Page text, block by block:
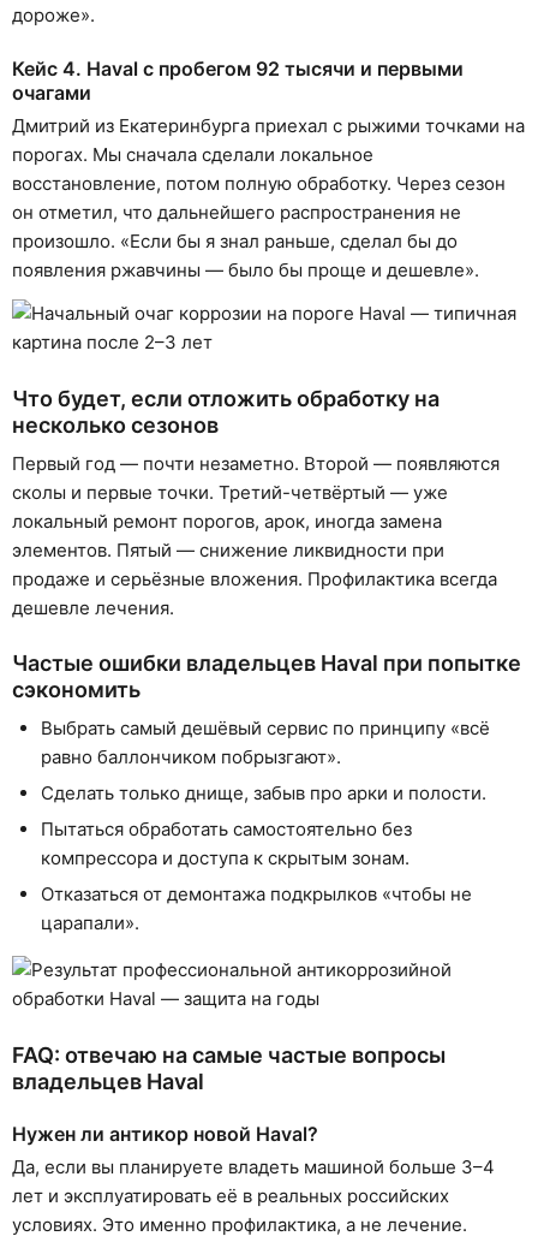
дороже».
Кейс 4. Haval с пробегом 92 тысячи и первыми
очагами
Дмитрий из Екатеринбурга приехал с рыжими точками на
порогах. Мы сначала сделали локальное
восстановление, потом полную обработку. Через сезон
он отметил, что дальнейшего распространения не
произошло. «Если бы я знал раньше, сделал бы до
появления ржавчины — было бы проще и дешевле».
Что будет, если отложить обработку на
несколько сезонов
Первый год — почти незаметно. Второй — появляются
сколы и первые точки. Третий-четвёртый — уже
локальный ремонт порогов, арок, иногда замена
элементов. Пятый — снижение ликвидности при
продаже и серьёзные вложения. Профилактика всегда
дешевле лечения.
Частые ошибки владельцев Haval при попытке
сэкономить
Выбрать самый дешёвый сервис по принципу «всё
равно баллончиком побрызгают».
Сделать только днище, забыв про арки и полости.
Пытаться обработать самостоятельно без
компрессора и доступа к скрытым зонам.
Отказаться от демонтажа подкрылков «чтобы не
царапали».
FAQ: отвечаю на самые частые вопросы
владельцев Haval
Нужен ли антикор новой Haval?
Да, если вы планируете владеть машиной больше 3–4
лет и эксплуатировать её в реальных российских
условиях. Это именно профилактика, а не лечение.